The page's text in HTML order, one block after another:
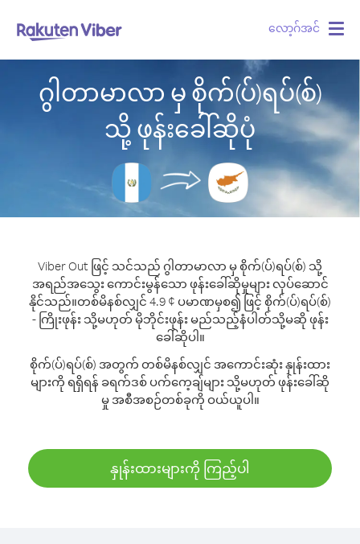
လော့ဂ်အင်
ဂွါတာမာလာ မှ စိုက်(ပ်)ရပ်(စ်)
သို့ ဖုန်းခေါ်ဆိုပုံ
Viber Out ဖြင့် သင်သည် ဂွါတာမာလာ မှ စိုက်(ပ်)ရပ်(စ်) သို့
အရည်အသွေး ကောင်းမွန်သော ဖုန်းခေါ်ဆိုမှုများ လုပ်ဆောင်
နိုင်သည်။တစ်မိနစ်လျှင် 4.9 ¢ ပမာဏမှစ၍ ဖြင့် စိုက်(ပ်)ရပ်(စ်)
- ကြိုးဖုန်း သို့မဟုတ် မိုဘိုင်းဖုန်း မည်သည့်နံပါတ်သို့မဆို ဖုန်း
ခေါ်ဆိုပါ။
စိုက်(ပ်)ရပ်(စ်) အတွက် တစ်မိနစ်လျှင် အကောင်းဆုံး နှုန်းထား
များကို ရရှိရန် ခရက်ဒစ် ပက်ကေ့ချ်များ သို့မဟုတ် ဖုန်းခေါ်ဆို
မှု အစီအစဉ်တစ်ခုကို ဝယ်ယူပါ။
နှုန်းထားများကို ကြည့်ပါ